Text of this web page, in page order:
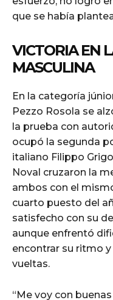
que se había
VICTORIA EN
MASCULINA
En la categoría
Pezzo Rosola se
la prueba con
ocupó la segunda
italiano Filippo
Noval cruzaron la
ambos con el
cuarto puesto del
satisfecho con su
aunque enfrentó
encontrar su ritmo
vueltas.
“Me voy con